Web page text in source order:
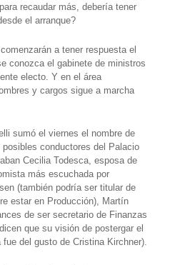
recaudar más, debería tener
el arranque?
a tener respuesta el
conozca el gabinete de ministros
electo. Y en el área
y cargos sigue a marcha
sumó el viernes el nombre de
conductores del Palacio
Cecilia Todesca, esposa de
más escuchada por
(también podría ser titular de
estar en Producción), Martín
de ser secretario de Finanzas
que su visión de postergar el
del gusto de Cristina Kirchner).